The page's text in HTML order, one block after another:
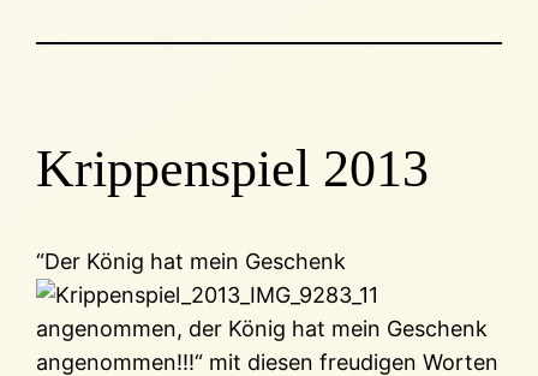
Krippenspiel 2013
“Der König hat mein Geschenk
angenommen, der König hat mein Geschenk
angenommen!!!“ mit diesen freudigen Worten